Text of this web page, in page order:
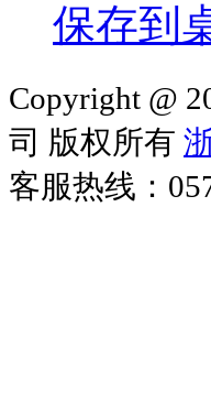
保存到
Copyright @
司 版权所有
客服热线：